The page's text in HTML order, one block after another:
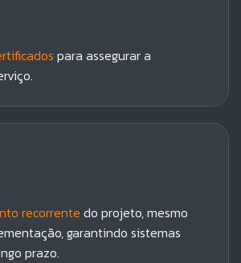
para assegurar a
recorrente do projeto, mesmo
garantindo sistemas
prazo.